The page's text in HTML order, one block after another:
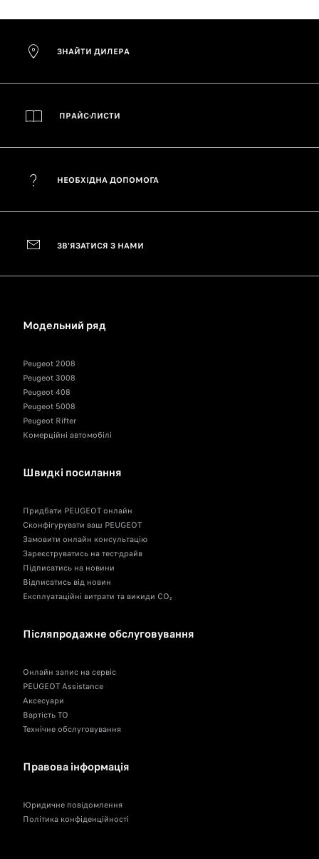
ЗНАЙТИ ДИЛЕРА
ПРАЙС-ЛИСТИ
НЕОБХІДНА ДОПОМОГА
ЗВ'ЯЗАТИСЯ З НАМИ
Модельний ряд
Peugeot 2008
Peugeot 3008
Peugeot 408
Peugeot 5008
Peugeot Rifter
Комерційні автомобілі
Швидкі посилання
Придбати PEUGEOT онлайн
Сконфігурувати ваш PEUGEOT
Замовити онлайн консультацію
Зареєструватись на тест-драйв
Підписатись на новини
Відписатись від новин
Експлуатаційні витрати та викиди CO₂
Післяпродажне обслуговування
Онлайн запис на сервіс
PEUGEOT Assistance
Аксесуари
Вартість ТО
Технічне обслуговування
Правова інформація
Юридичне повідомлення
Політика конфіденційності